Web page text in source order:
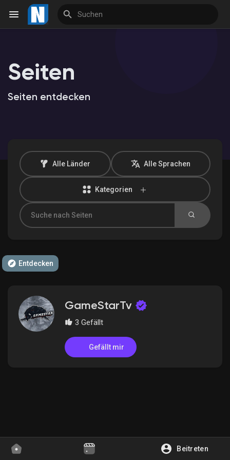
Beitreten
Reels
Entdecken Marktplatz
Meine Produkte
Meine Gruppen
Entdecken Seiten
Seiten
Seiten entdecken
Alle Länder Alle Sprachen
Kategorien
Entdecken
GameStarTv
3 Gefällt
Gefällt mir